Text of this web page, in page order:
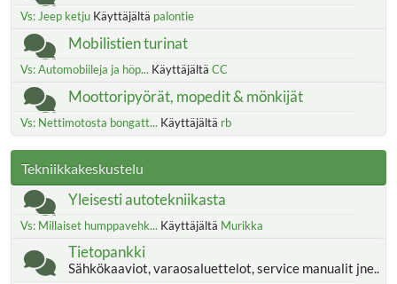
Vs: Jeep ketju Käyttäjältä palontie
Mobilistien turinat
Vs: Automobiileja ja höp... Käyttäjältä CC
Moottoripyörät, mopedit & mönkijät
Vs: Nettimotosta bongatt... Käyttäjältä rb
Tekniikkakeskustelu
Yleisesti autotekniikasta
Vs: Millaiset humppavehk... Käyttäjältä Murikka
Tietopankki
Sähkökaaviot, varaosaluettelot, service manualit jne..